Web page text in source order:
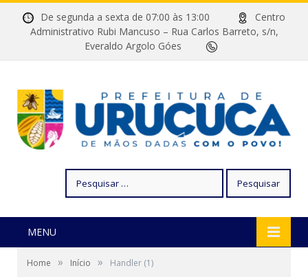
De segunda a sexta de 07:00 às 13:00
Centro
Administrativo Rubi Mancuso – Rua Carlos Barreto, s/n,
Everaldo Argolo Góes
por:
MENU
Home » Início » Handler (1)